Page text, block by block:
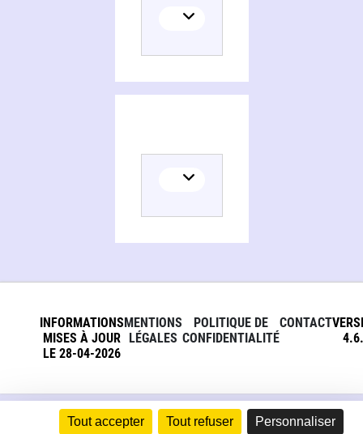
Tout accepter Tout refuser Personnaliser
INFORMATIONS
MISES À JOUR
LE 28-04-2026
MENTIONS
LÉGALES
POLITIQUE DE
CONFIDENTIALITÉ
CONTACT